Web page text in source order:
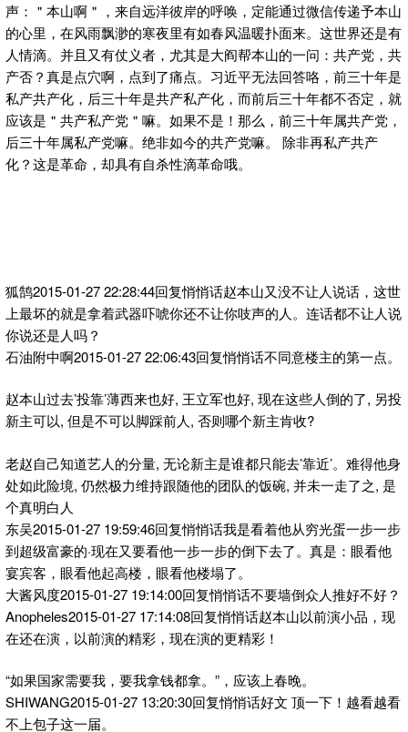
声：＂本山啊＂，来自远洋彼岸的呼唤，定能通过微信传递予本山
的心里，在风雨飘渺的寒夜里有如春风温暖扑面来。这世界还是有
人情滴。并且又有仗义者，尤其是大阎帮本山的一问：共产党，共
产否？真是点穴啊，点到了痛点。习近平无法回答咯，前三十年是
私产共产化，后三十年是共产私产化，而前后三十年都不否定，就
应该是＂共产私产党＂嘛。如果不是！那么，前三十年属共产党，
后三十年属私产党嘛。绝非如今的共产党嘛。 除非再私产共产
化？这是革命，却具有自杀性滴革命哦。
狐鹄2015-01-27 22:28:44回复悄悄话赵本山又没不让人说话，这世
上最坏的就是拿着武器吓唬你还不让你吱声的人。连话都不让人说
你说还是人吗？
石油附中啊2015-01-27 22:06:43回复悄悄话不同意楼主的第一点。
赵本山过去’投靠’薄西来也好, 王立军也好, 现在这些人倒的了, 另投
新主可以, 但是不可以脚踩前人, 否则哪个新主肯收?
老赵自己知道艺人的分量, 无论新主是谁都只能去’靠近’。难得他身
处如此险境, 仍然极力维持跟随他的团队的饭碗, 并未一走了之, 是
个真明白人
东吴2015-01-27 19:59:46回复悄悄话我是看着他从穷光蛋一步一步
到超级富豪的·现在又要看他一步一步的倒下去了。真是：眼看他
宴宾客，眼看他起高楼，眼看他楼塌了。
大酱风度2015-01-27 19:14:00回复悄悄话不要墙倒众人推好不好？
Anopheles2015-01-27 17:14:08回复悄悄话赵本山以前演小品，现
在还在演，以前演的精彩，现在演的更精彩！
“如果国家需要我，要我拿钱都拿。”，应该上春晚。
SHIWANG2015-01-27 13:20:30回复悄悄话好文 顶一下！越看越看
不上包子这一届。